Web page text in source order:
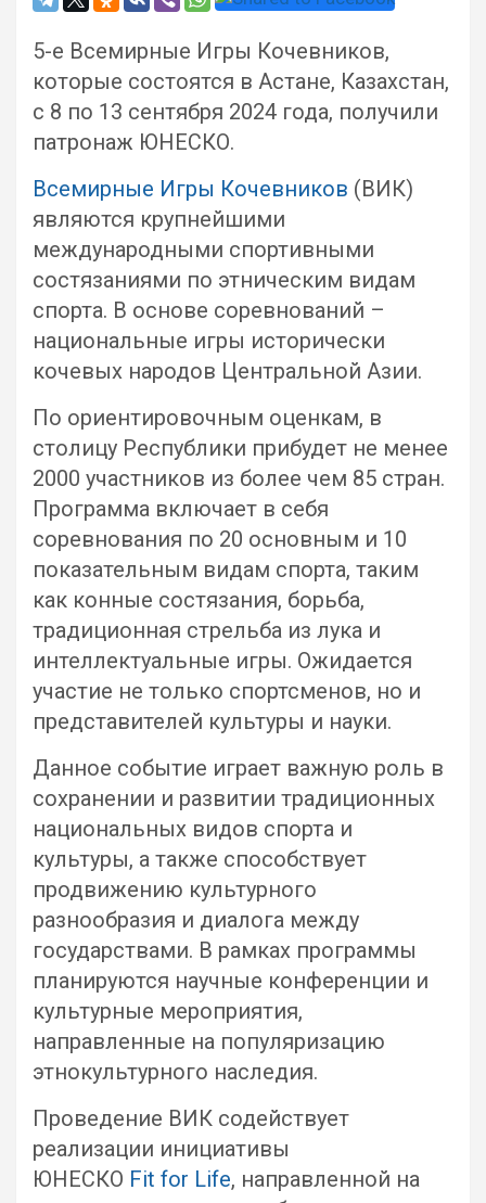
5-е Всемирные Игры Кочевников,
которые состоятся в Астане, Казахстан,
с 8 по 13 сентября 2024 года, получили
патронаж ЮНЕСКО.
Всемирные Игры Кочевников (ВИК)
являются крупнейшими
международными спортивными
состязаниями по этническим видам
спорта. В основе соревнований –
национальные игры исторически
кочевых народов Центральной Азии.
По ориентировочным оценкам, в
столицу Республики прибудет не менее
2000 участников из более чем 85 стран.
Программа включает в себя
соревнования по 20 основным и 10
показательным видам спорта, таким
как конные состязания, борьба,
традиционная стрельба из лука и
интеллектуальные игры. Ожидается
участие не только спортсменов, но и
представителей культуры и науки.
Данное событие играет важную роль в
сохранении и развитии традиционных
национальных видов спорта и
культуры, а также способствует
продвижению культурного
разнообразия и диалога между
государствами. В рамках программы
планируются научные конференции и
культурные мероприятия,
направленные на популяризацию
этнокультурного наследия.
Проведение ВИК содействует
реализации инициативы
ЮНЕСКО Fit for Life, направленной на